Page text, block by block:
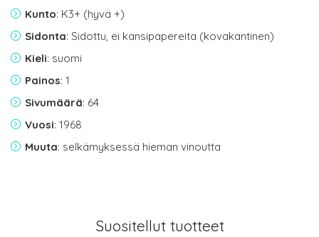
Kunto: K3+ (hyvä +)
Sidonta: Sidottu, ei kansipapereita (kovakantinen)
Kieli: suomi
Painos: 1
Sivumäärä: 64
Vuosi: 1968
Muuta: selkämyksessä hieman vinoutta
Suositellut tuotteet